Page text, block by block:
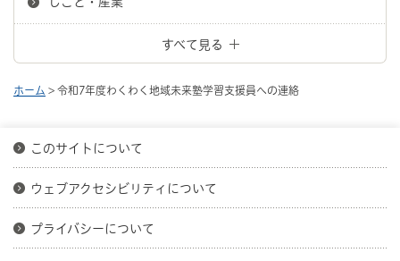
すべて見る
ホーム > 令和7年度わくわく地域未来塾学習支援員への連絡
このサイトについて
ウェブアクセシビリティについて
プライバシーについて